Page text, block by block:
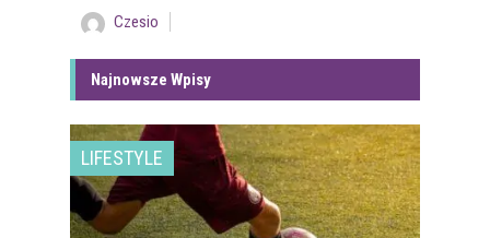
Czesio
Najnowsze Wpisy
LIFESTYLE